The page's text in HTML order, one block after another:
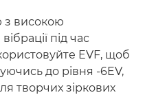
з високою
під час
EVF, щоб
до рівня -6EV,
творчих зіркових